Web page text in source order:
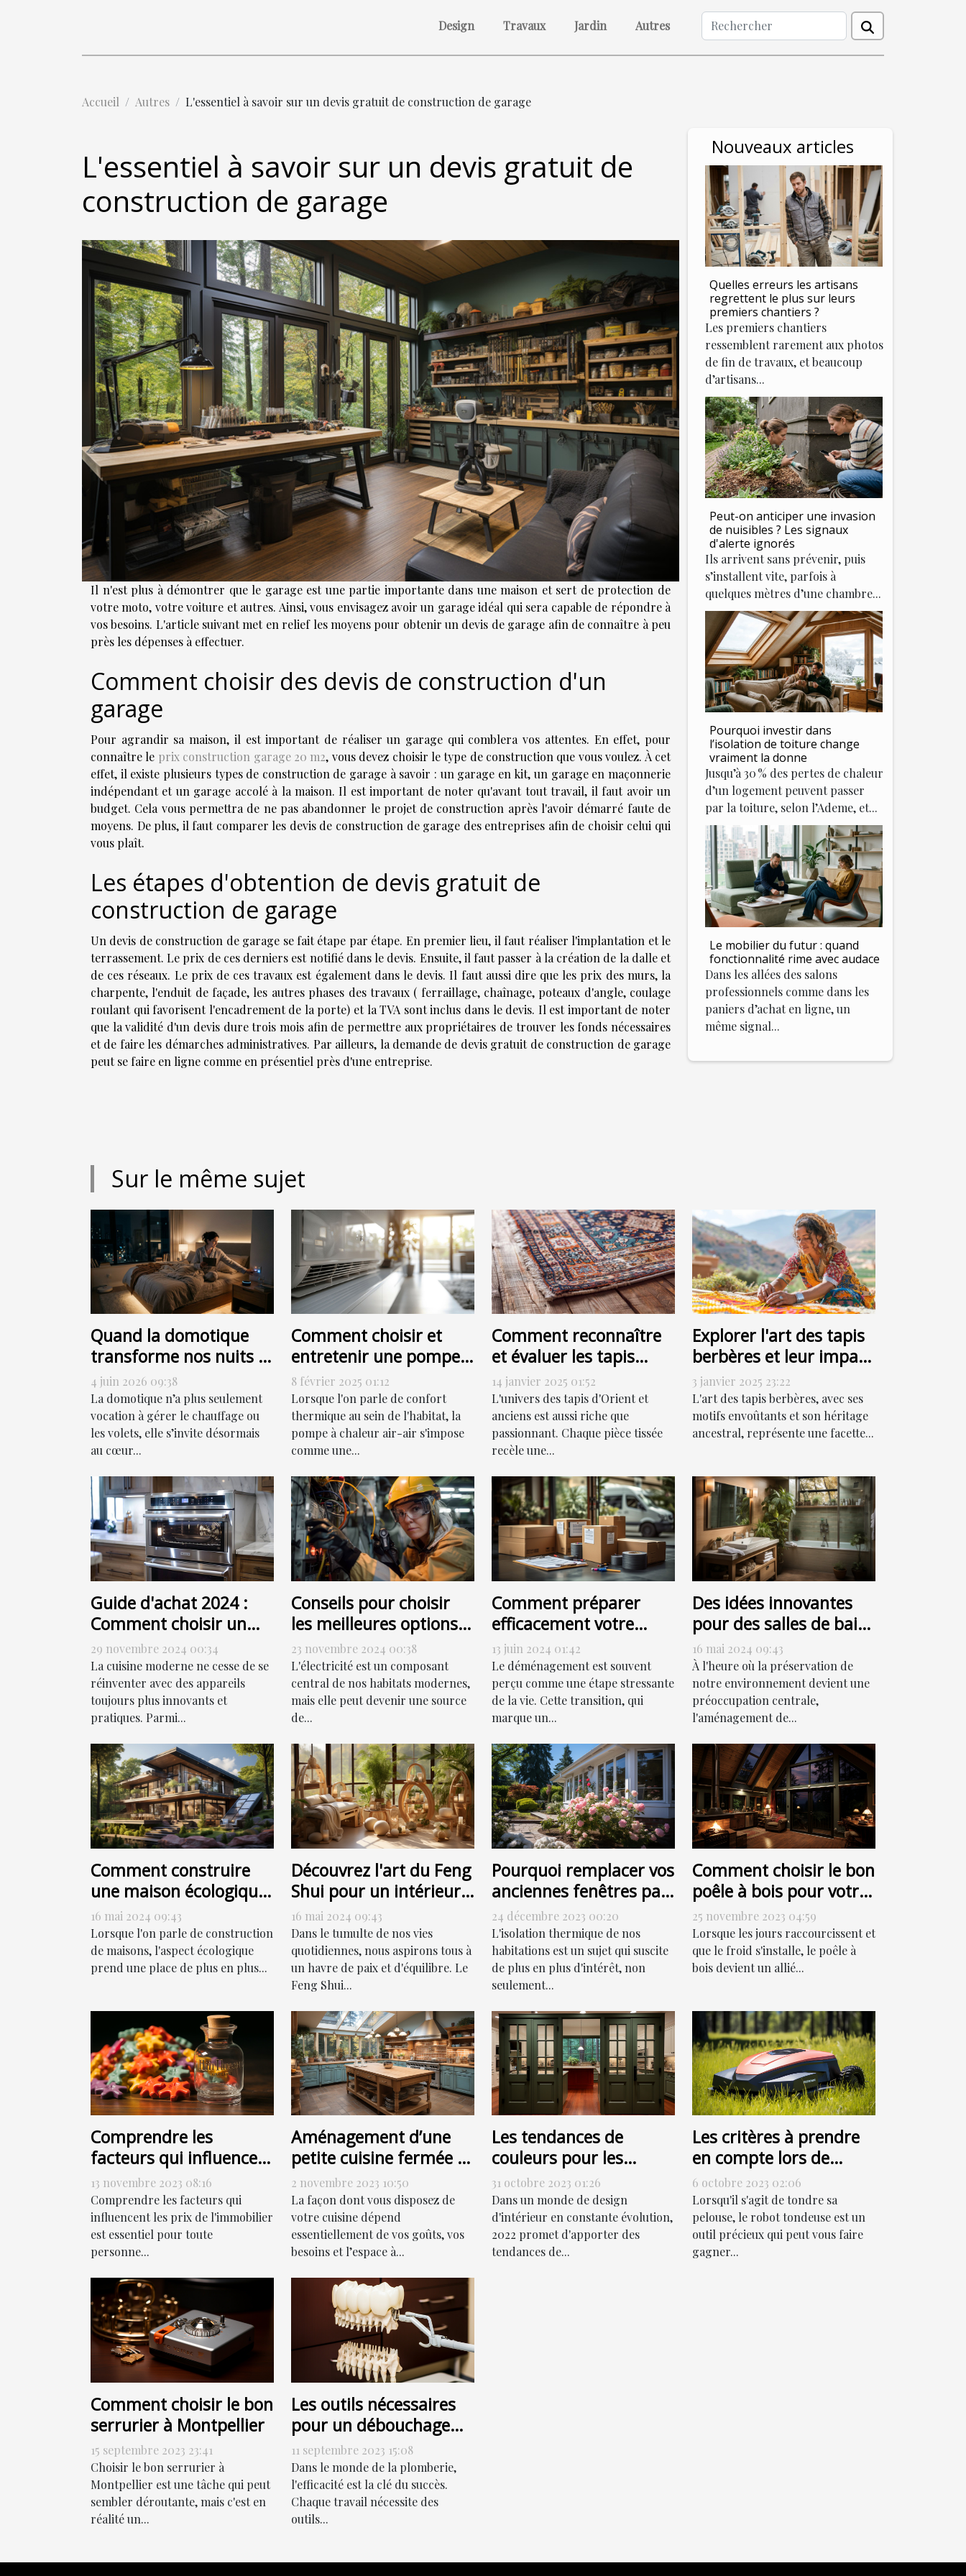
Design Travaux Jardin Autres
Accueil Autres L'essentiel à savoir sur un devis gratuit de construction de garage
L'essentiel à savoir sur un devis gratuit de
construction de garage
Il n'est plus à démontrer que le garage est une partie importante dans une maison et sert de protection de
votre moto, votre voiture et autres. Ainsi, vous envisagez avoir un garage idéal qui sera capable de répondre à
vos besoins. L'article suivant met en relief les moyens pour obtenir un devis de garage afin de connaître à peu
près les dépenses à effectuer.
Comment choisir des devis de construction d'un
garage
Pour agrandir sa maison, il est important de réaliser un garage qui comblera vos attentes. En effet, pour
connaître le prix construction garage 20 m2, vous devez choisir le type de construction que vous voulez. À cet
effet, il existe plusieurs types de construction de garage à savoir : un garage en kit, un garage en maçonnerie
indépendant et un garage accolé à la maison. Il est important de noter qu'avant tout travail, il faut avoir un
budget. Cela vous permettra de ne pas abandonner le projet de construction après l'avoir démarré faute de
moyens. De plus, il faut comparer les devis de construction de garage des entreprises afin de choisir celui qui
vous plaît.
Les étapes d'obtention de devis gratuit de
construction de garage
Un devis de construction de garage se fait étape par étape. En premier lieu, il faut réaliser l'implantation et le
terrassement. Le prix de ces derniers est notifié dans le devis. Ensuite, il faut passer à la création de la dalle et
de ces réseaux. Le prix de ces travaux est également dans le devis. Il faut aussi dire que les prix des murs, la
charpente, l'enduit de façade, les autres phases des travaux ( ferraillage, chaînage, poteaux d'angle, coulage
roulant qui favorisent l'encadrement de la porte) et la TVA sont inclus dans le devis. Il est important de noter
que la validité d'un devis dure trois mois afin de permettre aux propriétaires de trouver les fonds nécessaires
et de faire les démarches administratives. Par ailleurs, la demande de devis gratuit de construction de garage
peut se faire en ligne comme en présentiel près d'une entreprise.
Nouveaux articles
Quelles erreurs les artisans
regrettent le plus sur leurs
premiers chantiers ?
Les premiers chantiers
ressemblent rarement aux photos
de fin de travaux, et beaucoup
d’artisans...
Peut-on anticiper une invasion
de nuisibles ? Les signaux
d'alerte ignorés
Ils arrivent sans prévenir, puis
s’installent vite, parfois à
quelques mètres d’une chambre...
Pourquoi investir dans
l’isolation de toiture change
vraiment la donne
Jusqu’à 30 % des pertes de chaleur
d’un logement peuvent passer
par la toiture, selon l’Ademe, et...
Le mobilier du futur : quand
fonctionnalité rime avec audace
Dans les allées des salons
professionnels comme dans les
paniers d’achat en ligne, un
même signal...
Sur le même sujet
Quand la domotique
transforme nos nuits :
allumer, programmer
ou sensoriser ?
4 juin 2026 09:38
La domotique n’a plus seulement
vocation à gérer le chauffage ou
les volets, elle s’invite désormais
au cœur...
Comment choisir et
entretenir une pompe à
chaleur air-air
efficacement
8 février 2025 01:12
Lorsque l'on parle de confort
thermique au sein de l'habitat, la
pompe à chaleur air-air s'impose
comme une...
Comment reconnaître
et évaluer les tapis
d'Orient et anciens
pour la vente
14 janvier 2025 01:52
L'univers des tapis d'Orient et
anciens est aussi riche que
passionnant. Chaque pièce tissée
recèle une...
Explorer l'art des tapis
berbères et leur impact
culturel
3 janvier 2025 23:22
L'art des tapis berbères, avec ses
motifs envoûtants et son héritage
ancestral, représente une facette...
Guide d'achat 2024 :
Comment choisir un
four combiné à vapeur
29 novembre 2024 00:34
La cuisine moderne ne cesse de se
réinventer avec des appareils
toujours plus innovants et
pratiques. Parmi...
Conseils pour choisir
les meilleures options
de dépannage
électrique
23 novembre 2024 00:38
L'électricité est un composant
central de nos habitats modernes,
mais elle peut devenir une source
de...
Comment préparer
efficacement votre
déménagement pour
une transition en
douceur
13 juin 2024 01:42
Le déménagement est souvent
perçu comme une étape stressante
de la vie. Cette transition, qui
marque un...
Des idées innovantes
pour des salles de bain
respectueuses de
l'environnement
16 mai 2024 09:43
À l'heure où la préservation de
notre environnement devient une
préoccupation centrale,
l'aménagement de...
Comment construire
une maison écologique
sans sacrifier le style
16 mai 2024 09:43
Lorsque l'on parle de construction
de maisons, l'aspect écologique
prend une place de plus en plus...
Découvrez l'art du Feng
Shui pour un intérieur
harmonieux
16 mai 2024 09:43
Dans le tumulte de nos vies
quotidiennes, nous aspirons tous à
un havre de paix et d'équilibre. Le
Feng Shui...
Pourquoi remplacer vos
anciennes fenêtres par
des fenêtres PVC peut
contribuer à la
réduction de votre
facture énergétique
24 décembre 2023 00:20
L'isolation thermique de nos
habitations est un sujet qui suscite
de plus en plus d'intérêt, non
seulement...
Comment choisir le bon
poêle à bois pour votre
habitation
25 novembre 2023 04:59
Lorsque les jours raccourcissent et
que le froid s'installe, le poêle à
bois devient un allié...
Comprendre les
facteurs qui influencent
les prix de l'immobilier
13 novembre 2023 08:16
Comprendre les facteurs qui
influencent les prix de l'immobilier
est essentiel pour toute
personne...
Aménagement d’une
petite cuisine fermée :
comment s’y prendre ?
2 novembre 2023 10:50
La façon dont vous disposez de
votre cuisine dépend
essentiellement de vos goûts, vos
besoins et l’espace à...
Les tendances de
couleurs pour les
portes de couloir en
2022
31 octobre 2023 01:26
Dans un monde de design
d'intérieur en constante évolution,
2022 promet d'apporter des
tendances de...
Les critères à prendre
en compte lors de
l'achat d'un robot
tondeuse
6 octobre 2023 02:06
Lorsqu'il s'agit de tondre sa
pelouse, le robot tondeuse est un
outil précieux qui peut vous faire
gagner...
Comment choisir le bon
serrurier à Montpellier
15 septembre 2023 23:41
Choisir le bon serrurier à
Montpellier est une tâche qui peut
sembler déroutante, mais c'est en
réalité un...
Les outils nécessaires
pour un débouchage
efficace
11 septembre 2023 15:08
Dans le monde de la plomberie,
l'efficacité est la clé du succès.
Chaque travail nécessite des
outils...